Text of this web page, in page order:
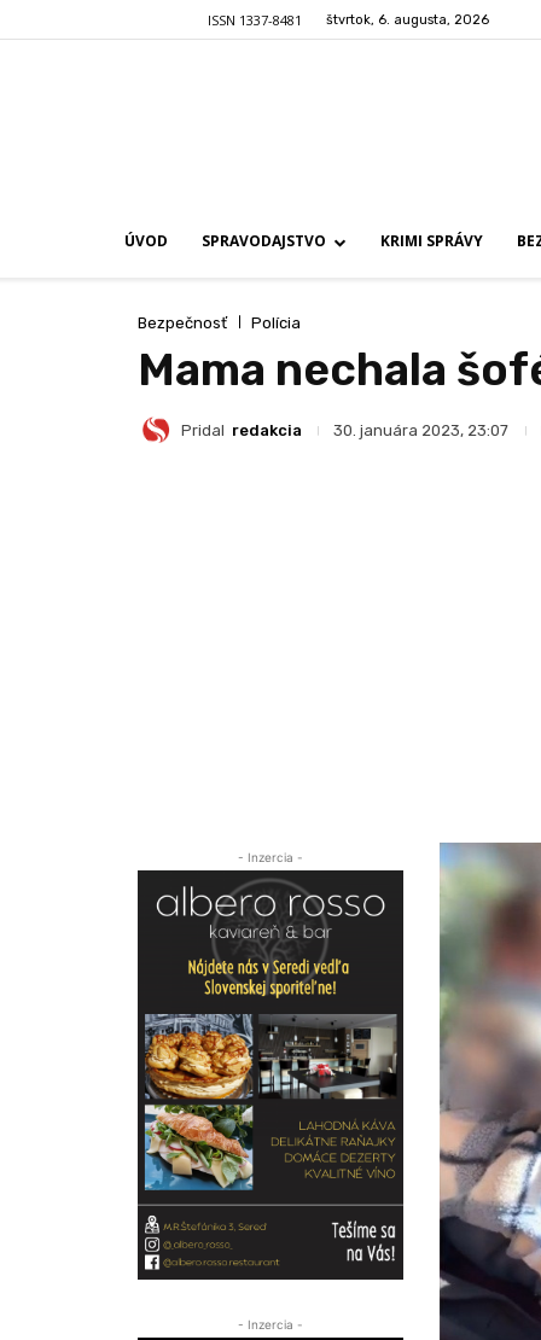
ISSN 1337-8481 štvrtok, 6. augusta, 2026
ÚVOD SPRAVODAJSTVO KRIMI SPRÁVY
Bezpečnosť Polícia
Mama nechala
Pridal redakcia 30. januára 2023, 23:07
- Inzercia -
- Inzercia -